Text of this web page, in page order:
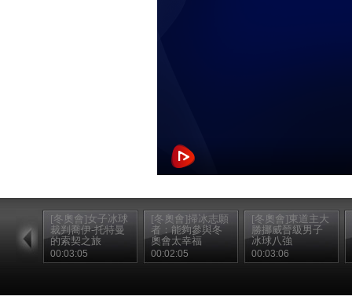
[冬奧會]女子冰球
裁判喬伊-托特曼
的索契之旅
00:03:05
[冬奧會]掃冰志願
者：能夠參與冬
奧會太幸福
00:02:05
[冬奧會]東道主大
勝挪威晉級男子
冰球八強
00:03:06